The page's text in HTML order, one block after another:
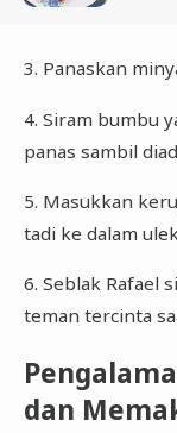
3. Panaskan
4. Siram bumbu
panas sambil
5. Masukkan
tadi ke dalam
6. Seblak Rafael
teman tercinta
dan